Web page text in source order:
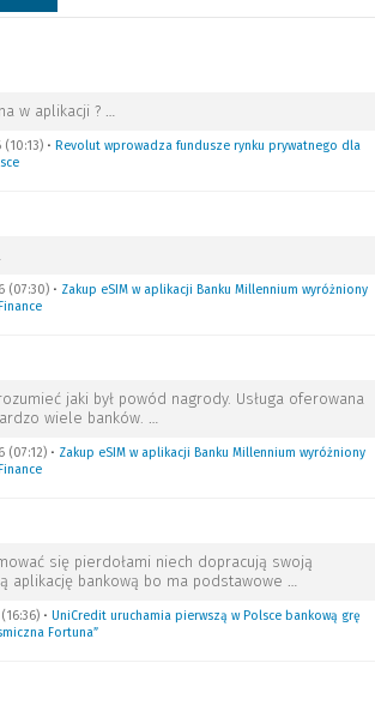
w aplikacji ? …
• Revolut wprowadza fundusze rynku prywatnego dla
(07:30) • Zakup eSIM w aplikacji Banku Millennium wyróżniony
jaki był powód nagrody. Usługa oferowana
wiele banków. …
(07:12) • Zakup eSIM w aplikacji Banku Millennium wyróżniony
się pierdołami niech dopracują swoją
aplikację bankową bo ma podstawowe …
• UniCredit uruchamia pierwszą w Polsce bankową grę
Fortuna”